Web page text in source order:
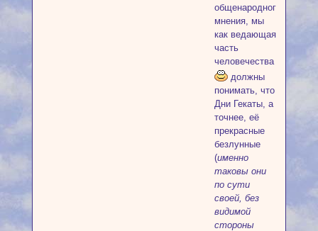
общенародного
мнения, мы
как ведающая
часть
человечества
должны
понимать, что
Дни Гекаты, а
точнее, её
прекрасные
безлунные
(именно
таковы они
по сути
своей, без
видимой
стороны